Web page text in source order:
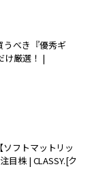
うべき『優秀ギ
け厳選！ |
フトマットリッ
目株 | CLASSY.[ク